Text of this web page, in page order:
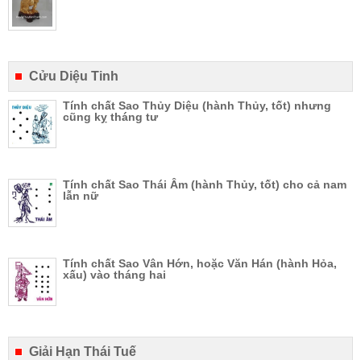
Cửu Diệu Tinh
Tính chất Sao Thủy Diệu (hành Thủy, tốt) nhưng
cũng kỵ tháng tư
Tính chất Sao Thái Âm (hành Thủy, tốt) cho cả nam
lẫn nữ
Tính chất Sao Vân Hớn, hoặc Văn Hán (hành Hỏa,
xấu) vào tháng hai
Giải Hạn Thái Tuế